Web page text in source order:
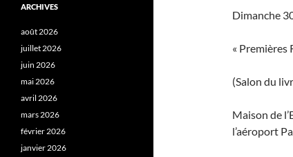
Dimanche
« Premières
(Salon du
Maison de
l’aéroport
ARCHIVES
août 2026
juillet 2026
juin 2026
mai 2026
avril 2026
mars 2026
février 2026
janvier 2026